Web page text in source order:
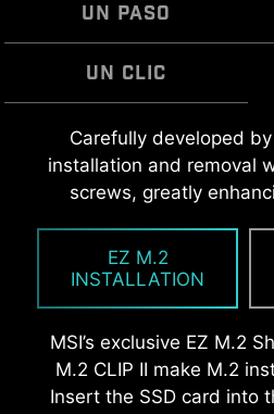
UN PASO
UN CLIC
Carefully developed
installation and removal
screws, greatly
EZ M.2
INSTALLATION
MSI’s exclusive EZ M.2
M.2 CLIP II make M.2
Insert the SSD card into
MONTAJE
Las Placas Madre MSI
garantizar que las zonas
soportes del gabinete
interferencias.
recubrimiento protector
rayones y posibles daños
MSI EZ Antenna hace que
suponga ningún esfuerzo,
los elementos de sujeción
EZ
Aunque el
funciones de overclocking
intrincados